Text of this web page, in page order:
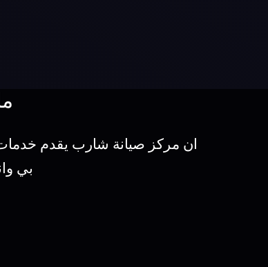
ان مركز صيانة شارب يقدم
بي